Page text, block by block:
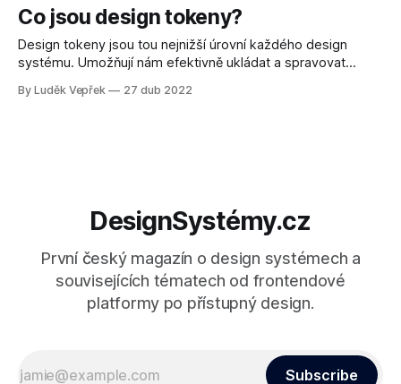
Co jsou design tokeny?
Design tokeny jsou tou nejnižší úrovní každého design
systému. Umožňují nám efektivně ukládat a spravovat
různými platformami, včetně třeba implementace barevných
By Luděk Vepřek 27 dub 2022
DesignSystémy.cz
První český magazín o design systémech a
souvisejících tématech od frontendové
platformy po přístupný design.
Subscribe